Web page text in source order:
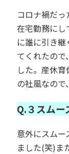
コロナ禍だ
在宅勤務に
に誰に引き
てくれたので
した。産休
の社風なので
Q.３スムー
意外にスム
ました(笑)ま